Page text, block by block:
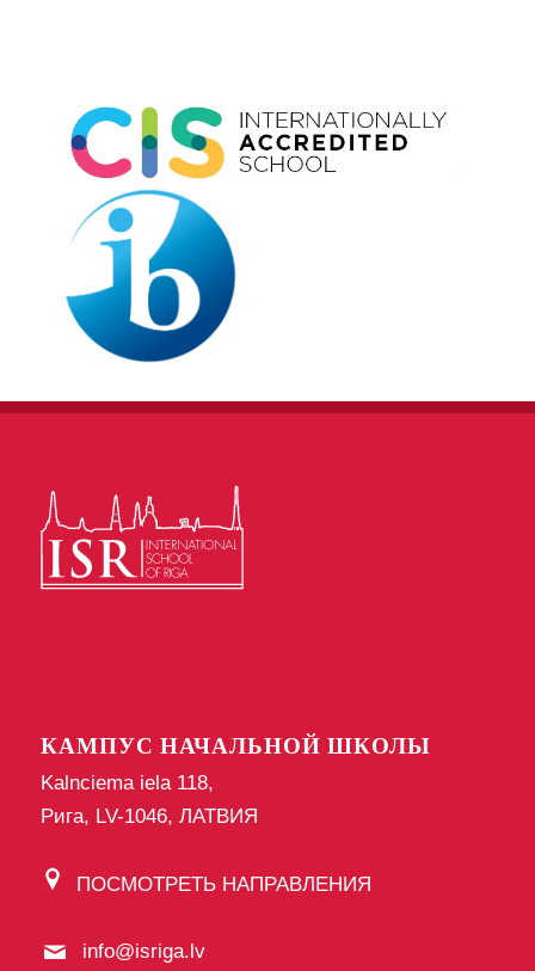
КАМПУС НАЧАЛЬНОЙ ШКОЛЫ
Kalnciema iela 118,
Рига, LV-1046, ЛАТВИЯ
ПОСМОТРЕТЬ НАПРАВЛЕНИЯ
info@isriga.lv